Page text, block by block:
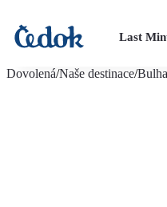
Last
Dovolená/Naše destinace/